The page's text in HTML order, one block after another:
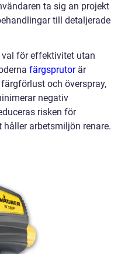
ta sig an projekt
till detaljerade
för effektivitet utan
färgsprutorär
och överspray,
negativ
risken för
arbetsmiljön renare.